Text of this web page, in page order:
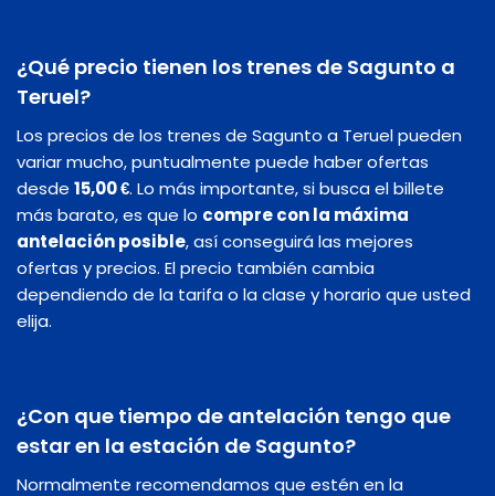
¿Qué precio tienen los trenes de Sagunto a
Teruel?
Los precios de los trenes de Sagunto a Teruel pueden
variar mucho, puntualmente puede haber ofertas
desde 15,00 €. Lo más importante, si busca el billete
más barato, es que lo compre con la máxima
antelación posible, así conseguirá las mejores
ofertas y precios. El precio también cambia
dependiendo de la tarifa o la clase y horario que usted
elija.
¿Con que tiempo de antelación tengo que
estar en la estación de Sagunto?
Normalmente recomendamos que estén en la